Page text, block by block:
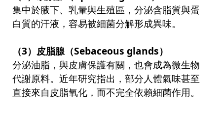
集中於腋下、乳暈與生殖區，分泌含脂質與蛋
白質的汗液，容易被細菌分解形成異味。
（3）皮脂腺（Sebaceous glands）
分泌油脂，與皮膚保護有關，也會成為微生物
代謝原料。近年研究指出，部分人體氣味甚至
直接來自皮脂氧化，而不完全依賴細菌作用。